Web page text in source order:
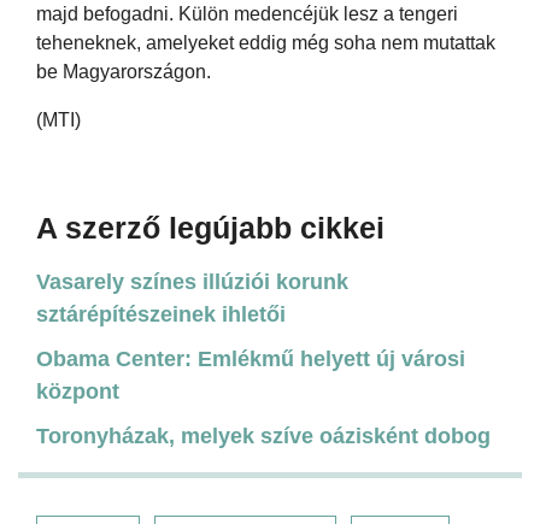
majd befogadni. Külön medencéjük lesz a tengeri
teheneknek, amelyeket eddig még soha nem mutattak
be Magyarországon.
(MTI)
A szerző legújabb cikkei
Vasarely színes illúziói korunk
sztárépítészeinek ihletői
Obama Center: Emlékmű helyett új városi
központ
Toronyházak, melyek szíve oázisként dobog